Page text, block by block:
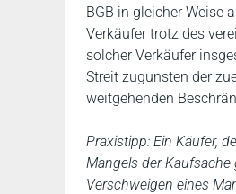
BGB in gleicher Weise
Verkäufer trotz des
solcher Verkäufer
Streit zugunsten der
weitgehenden
Praxistipp: Ein Käufer,
Mangels der
Verschweigen eines